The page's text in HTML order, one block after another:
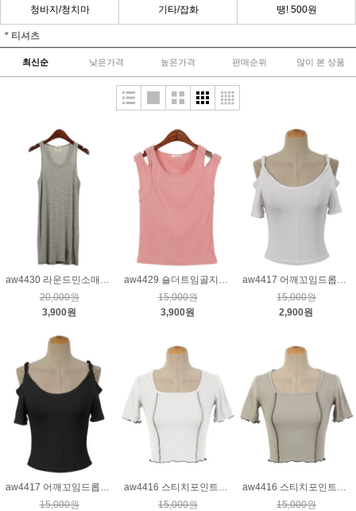
청바지/청치마 기타/잡화 땡! 500원
* 티셔츠
최신순 낮은가격 높은가격 판매순위 많이 본 상품
aw4430 라운드민소매롱티_그레이
20,000원
3,900원
aw4429 숄더트임골지나시티_핑크
15,000원
3,900원
aw4417 어깨꼬임드롭슬리브티_크림
15,000원
2,900원
15,000원
15,000원
15,000원